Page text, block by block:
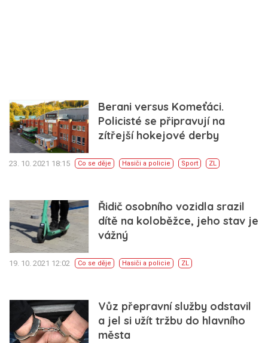
Berani versus Komeťáci.
Policisté se připravují na
zítřejší hokejové derby
23. 10. 2021 18:15 Co se děje Hasiči a policie Sport ZL
Řidič osobního vozidla srazil
dítě na koloběžce, jeho stav je
vážný
19. 10. 2021 12:02 Co se děje Hasiči a policie ZL
Vůz přepravní služby odstavil
a jel si užít tržbu do hlavního
města